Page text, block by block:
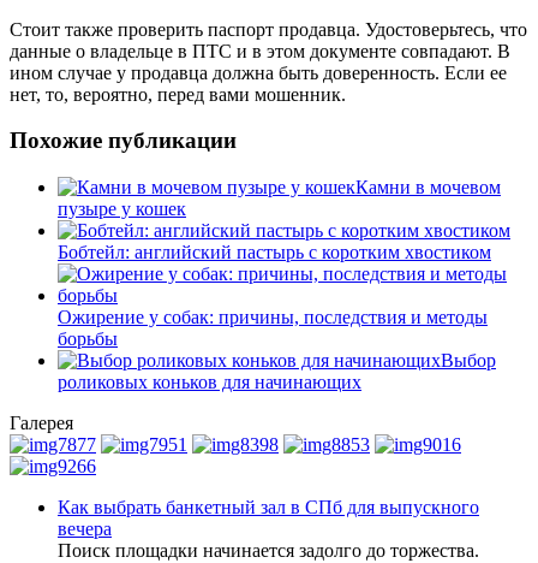
Стоит также проверить паспорт продавца. Удостоверьтесь, что
данные о владельце в ПТС и в этом документе совпадают. В
ином случае у продавца должна быть доверенность. Если ее
нет, то, вероятно, перед вами мошенник.
Похожие публикации
Камни в мочевом
пузыре у кошек
Бобтейл: английский пастырь с коротким хвостиком
Ожирение у собак: причины, последствия и методы
борьбы
Выбор
роликовых коньков для начинающих
Галерея
Как выбрать банкетный зал в СПб для выпускного
вечера
Поиск площадки начинается задолго до торжества.